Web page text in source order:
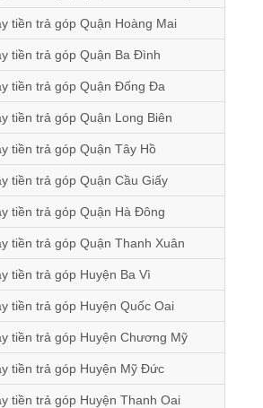
tiền trả góp Quận Hoàng Mai
tiền trả góp Quận Ba Đình
tiền trả góp Quận Đống Đa
tiền trả góp Quận Long Biên
tiền trả góp Quận Tây Hồ
tiền trả góp Quận Cầu Giấy
tiền trả góp Quận Hà Đông
tiền trả góp Quận Thanh Xuân
tiền trả góp Huyện Ba Vì
tiền trả góp Huyện Quốc Oai
tiền trả góp Huyện Chương Mỹ
tiền trả góp Huyện Mỹ Đức
tiền trả góp Huyện Thanh Oai